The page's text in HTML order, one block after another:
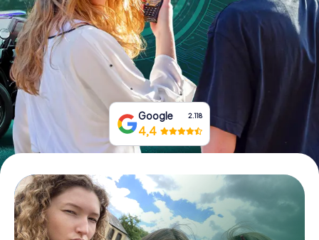
Boek tickets
Koop cadeaubonnen
Google 2.118
4,4